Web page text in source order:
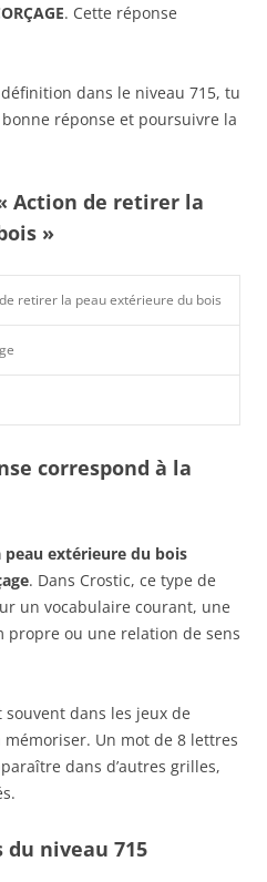
. Cette réponse
dans le niveau 715, tu
réponse et poursuivre la
Action de retirer la
»
retirer la peau extérieure du bois
correspond à la
extérieure du bois
. Dans Crostic, ce type de
un vocabulaire courant, une
propre ou une relation de sens
dans les jeux de
Un mot de 8 lettres
dans d’autres grilles,
niveau 715